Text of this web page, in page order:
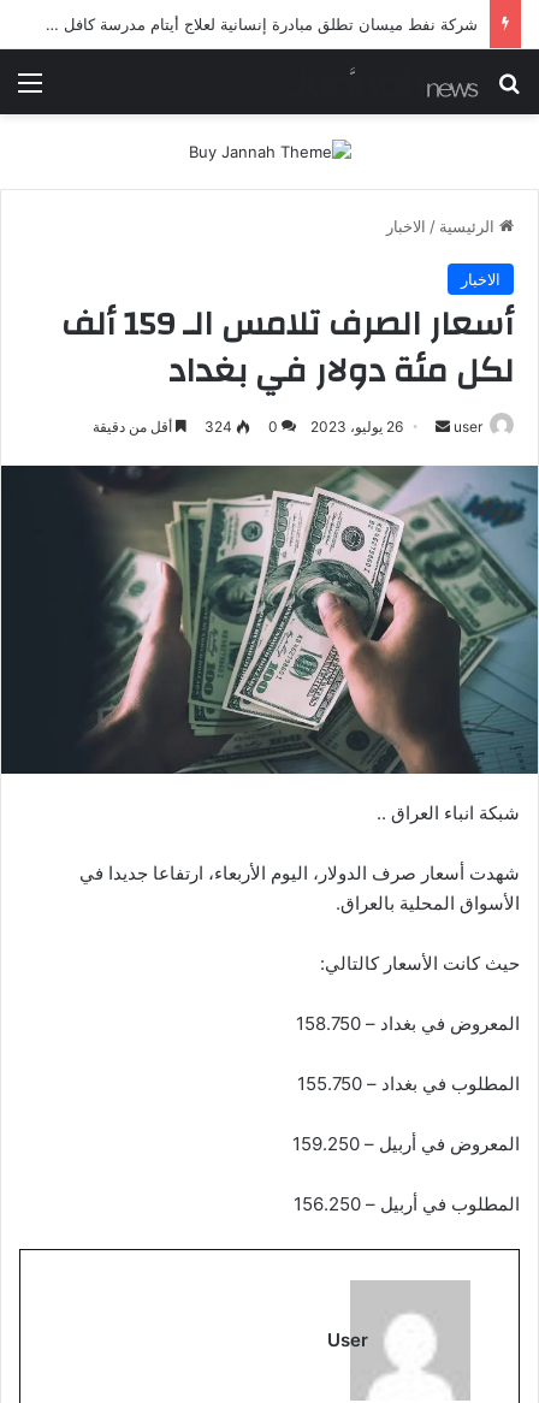
شرطة ميسان تلقي القبض على مطلقي العيارات النارية أثناء تشييع جنائزي في العمارة
بحث عن
الرئيسية / الاخبار
الاخبار
أسعار الصرف تلامس الـ 159 ألف
لكل مئة دولار في بغداد
user
أرسل
إلكترونيا
26 يوليو، 2023 0
324 أقل من دقيقة
شبكة انباء العراق ..
شهدت أسعار صرف الدولار، اليوم الأربعاء، ارتفاعا جديدا في
الأسواق المحلية بالعراق.
حيث كانت الأسعار كالتالي:
المعروض في بغداد – 158.750
المطلوب في بغداد – 155.750
المعروض في أربيل – 159.250
المطلوب في أربيل – 156.250
User